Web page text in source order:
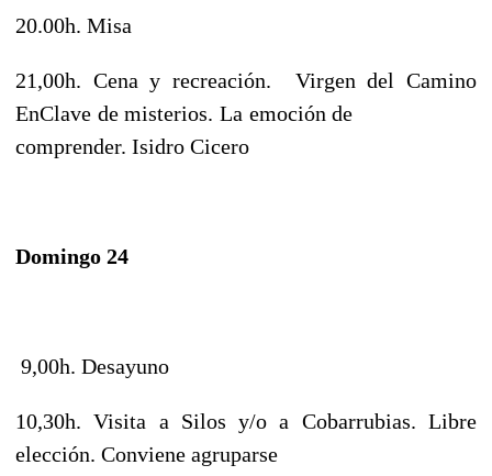
20.00h. Misa
21,00h. Cena y recreación. Virgen del Camino
EnClave de misterios. La emoción de
comprender. Isidro Cicero
Domingo 24
9,00h. Desayuno
10,30h. Visita a Silos y/o a Cobarrubias. Libre
elección. Conviene agruparse